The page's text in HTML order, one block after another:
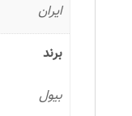
ایران
برند
بیول